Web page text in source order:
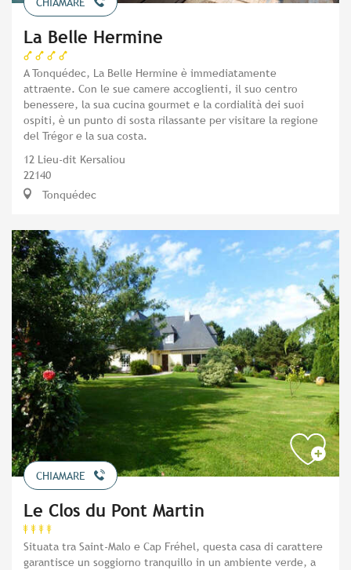
CHIAMARE
La Belle Hermine
A Tonquédec, La Belle Hermine è immediatamente
attraente. Con le sue camere accoglienti, il suo centro
benessere, la sua cucina gourmet e la cordialità dei suoi
ospiti, è un punto di sosta rilassante per visitare la regione
del Trégor e la sua costa.
12 Lieu-dit Kersaliou
22140
Tonquédec
CHIAMARE
Le Clos du Pont Martin
Situata tra Saint-Malo e Cap Fréhel, questa casa di carattere
garantisce un soggiorno tranquillo in un ambiente verde, a